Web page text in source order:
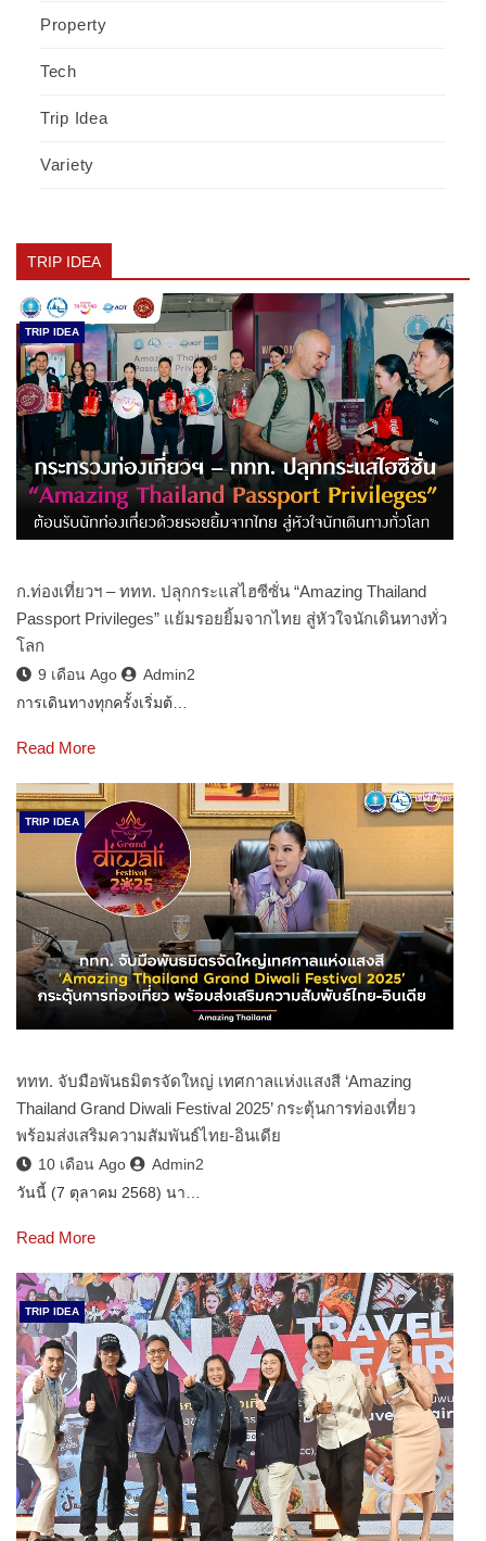
Property
Tech
Trip Idea
Variety
TRIP IDEA
TRIP IDEA
ก.ท่องเที่ยวฯ – ททท. ปลุกกระแสไฮซีซั่น “Amazing Thailand
Passport Privileges” แย้มรอยยิ้มจากไทย สู่หัวใจนักเดินทางทั่ว
โลก
9 เดือน Ago
Admin2
การเดินทางทุกครั้งเริ่มต้…
Read More
TRIP IDEA
ททท. จับมือพันธมิตรจัดใหญ่ เทศกาลแห่งแสงสี ‘Amazing
Thailand Grand Diwali Festival 2025’ กระตุ้นการท่องเที่ยว
พร้อมส่งเสริมความสัมพันธ์ไทย-อินเดีย
10 เดือน Ago
Admin2
วันนี้ (7 ตุลาคม 2568) นา…
Read More
TRIP IDEA